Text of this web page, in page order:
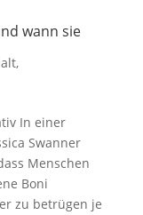
wann sie
,
In einer
Swanner
Menschen
Boni
zu betrügen je